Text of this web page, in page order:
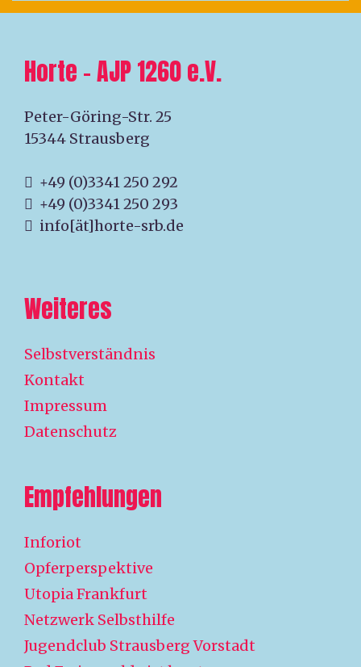
Horte – AJP 1260 e.V.
Peter-Göring-Str. 25
15344 Strausberg
+49 (0)3341 250 292
+49 (0)3341 250 293
info[ät]horte-srb.de
Weiteres
Selbstverständnis
Kontakt
Impressum
Datenschutz
Empfehlungen
Inforiot
Opferperspektive
Utopia Frankfurt
Netzwerk Selbsthilfe
Jugendclub Strausberg Vorstadt